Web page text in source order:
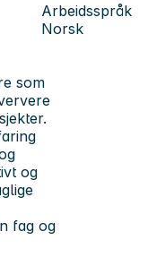
Arbeidsspråk
Norsk
som
og
fag og